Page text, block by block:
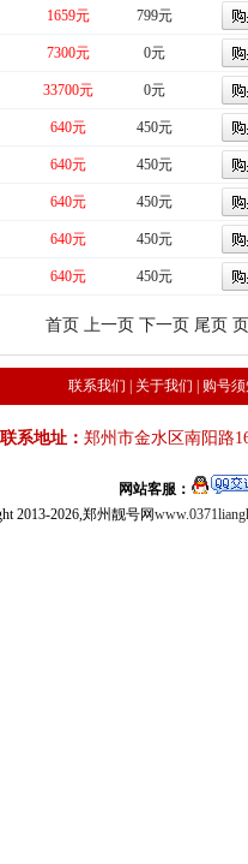
1659元 799元
7300元 0元
33700元 0元
640元 450元
640元 450元
640元 450元
640元 450元
640元 450元
首页 上一页 下一页 尾页页
联系我们 关于我们 购号
联系地址： 郑州市金水区南阳路
网站客服：
2013-2026,郑州靓号网